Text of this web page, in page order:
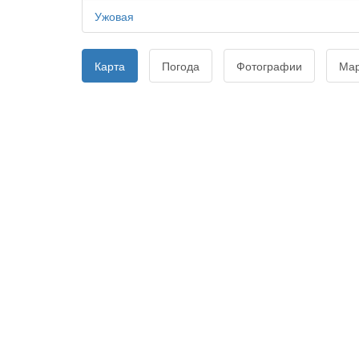
Ужовая
Карта Погода Фотографии